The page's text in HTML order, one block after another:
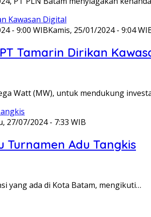
- 9:00 WIBKamis, 25/01/2024 - 9:04
Tamarin Dirikan
Watt (MW), untuk mendukung
27/07/2024 - 7:33 WIB
Turnamen Adu Tangkis
yang ada di Kota Batam, mengikuti…